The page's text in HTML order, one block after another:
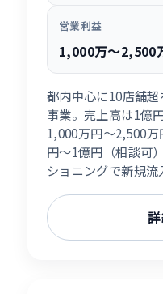
営業利益
1,000万〜2,500
都内中心に10店舗
事業。売上高は1億
1,000万円〜2,500
円〜1億円（相談可
ショニングで新規流